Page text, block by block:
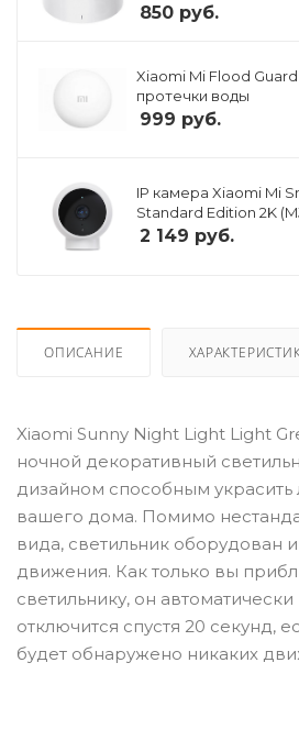
850 руб.
Xiaomi Mi Flood Guard
протечки воды
999 руб.
IP камера Xiaomi Mi
Standard Edition 2K
2 149 руб.
ОПИСАНИЕ
Xiaomi Sunny Night Light Light
ночной декоративный
дизайном способным
вашего дома. Помимо
вида, светильник оборудован
движения. Как только вы
светильнику, он
отключится спустя 20 секунд,
будет обнаружено никаких